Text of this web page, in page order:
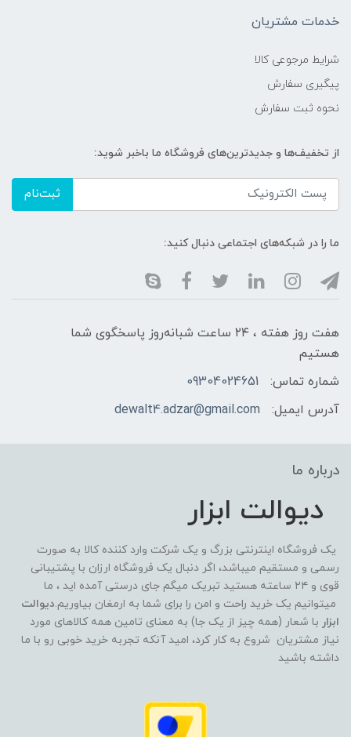
خدمات مشتریان
شرایط مرجوعی کالا
پیگیری سفارش
نحوه ثبت سفارش
از تخفیف‌ها و جدیدترین‌های فروشگاه ما باخبر شوید:
ثبت‌نام
ما را در شبکه‌های اجتماعی دنبال کنید:
هفت روز هفته ، ۲۴ ساعت شبانه‌روز پاسخگوی شما
هستیم
شماره تماس:
09304024651
آدرس ایمیل:
dewalt4.adzar@gmail.com
درباره ما
دیوالت ابزار
یک فروشگاه اینترنتی بزرگ و یک شرکت وارد کننده کالا به صورت
رسمی و مستقیم میباشد، اگر دنبال یک فروشگاه ارزان با پشتیبانی
قوی و ۲۴ ساعته هستید تبریک میگم جای درستی آمده اید ، ما
میتوانیم یک خرید راحت و امن را برای شما به ارمغان بیاوریم.دیوالت
ابزار با شعار (همه چیز از یک جا) به معنای تامین همه کالاهای مورد
نیاز مشتریان شروع به کار کرد، امید آنکه تجربه خرید خوبی رو با ما
داشته باشید